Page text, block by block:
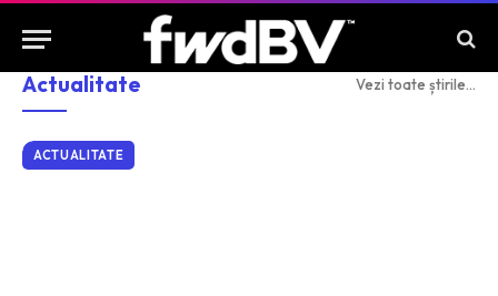
Actualitate Vezi toate știrile...
ACTUALITATE